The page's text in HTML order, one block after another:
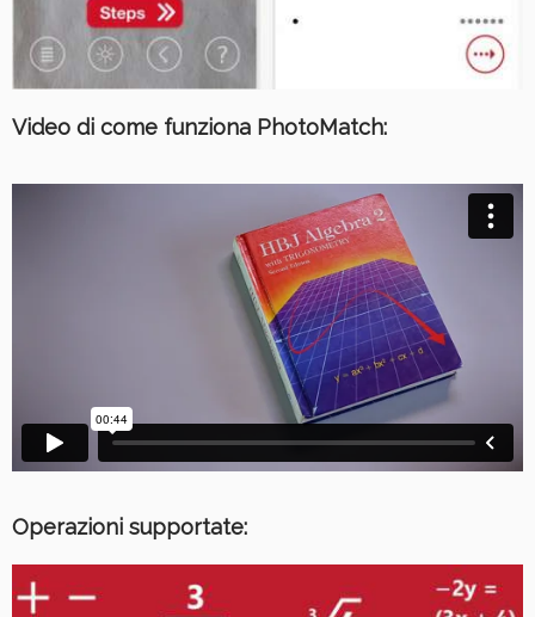
Video di come funziona PhotoMatch:
Operazioni supportate: